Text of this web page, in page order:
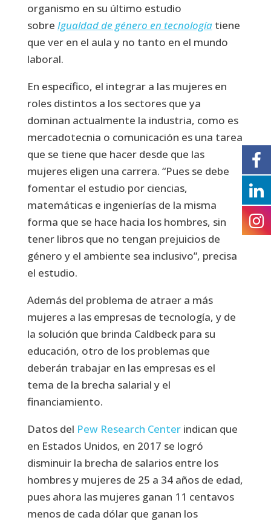
organismo en su último estudio
sobre Igualdad de género en tecnologíatiene
que ver en el aula y no tanto en el mundo
laboral.
En específico, el integrar a las mujeres en
roles distintos a los sectores que ya
dominan actualmente la industria, como es
mercadotecnia o comunicación es una tarea
que se tiene que hacer desde que las
mujeres eligen una carrera. “Pues se debe
fomentar el estudio por ciencias,
matemáticas e ingenierías de la misma
forma que se hace hacia los hombres, sin
tener libros que no tengan prejuicios de
género y el ambiente sea inclusivo”, precisa
el estudio.
Además del problema de atraer a más
mujeres a las empresas de tecnología, y de
la solución que brinda Caldbeck para su
educación, otro de los problemas que
deberán trabajar en las empresas es el
tema de la brecha salarial y el
financiamiento.
Datos del Pew Research Centerindican que
en Estados Unidos, en 2017 se logró
disminuir la brecha de salarios entre los
hombres y mujeres de 25 a 34 años de edad,
pues ahora las mujeres ganan 11 centavos
menos de cada dólar que ganan los